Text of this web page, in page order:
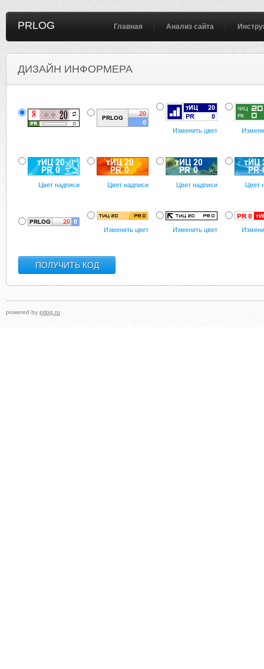
PRLOG Главная Анализ сайта
ДИЗАЙН ИНФОРМЕРА
Изменить цвет
Цвет надписи Цвет надписи Цвет надписи Цвет
Изменить цвет Изменить цвет
powered by prlog.ru